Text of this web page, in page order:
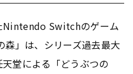
Nintendo Switchのゲーム
森」は、シリーズ過去最大
堂による「どうぶつの